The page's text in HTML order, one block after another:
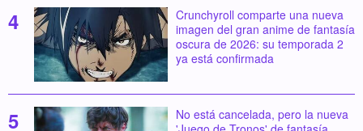
Crunchyroll comparte una nueva
imagen del gran anime de fantasía
oscura de 2026: su temporada 2
ya está confirmada
No está cancelada, pero la nueva